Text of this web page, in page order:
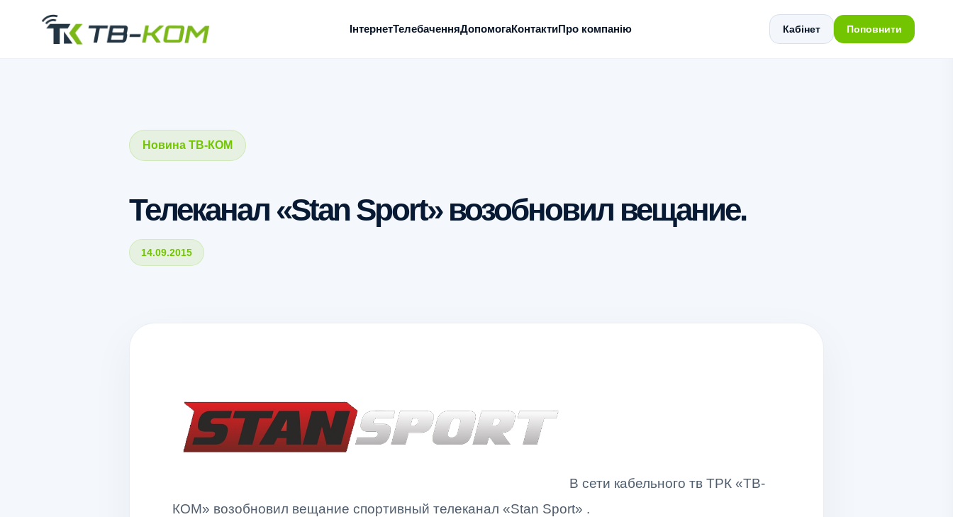
ІнтернетТелебаченняДопомогаКонтактиПро компанію Кабінет Поповнити
Новина ТВ-КОМ
Телеканал «Stan Sport» возобновил вещание.
14.09.2015
В сети кабельного тв ТРК «ТВ-
КОМ» возобновил вещание спортивный телеканал «Stan Sport» .